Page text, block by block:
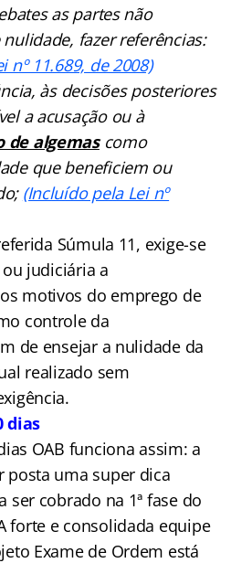
as partes não
fazer referências:
nº 11.689, de 2008)
às decisões posteriores
a acusação ou à
de algemas como
que beneficiem ou
(Incluído pela Lei nº
Súmula 11, exige-se
judiciária a
motivos do emprego de
controle da
de ensejar a nulidade da
realizado sem
dias
OAB funciona assim: a
posta uma super dica
ser cobrado na 1ª fase do
forte e consolidada equipe
Exame de Ordem está